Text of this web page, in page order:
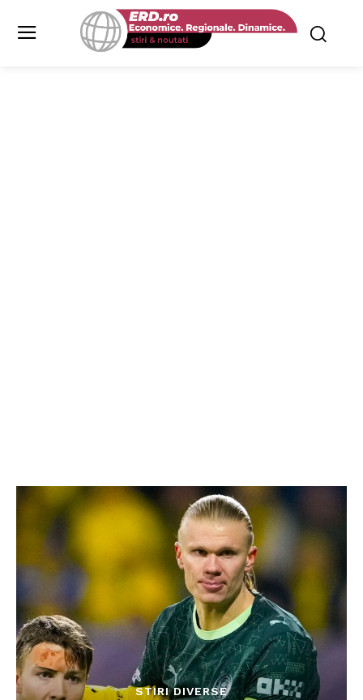
STIRI DIVERSE